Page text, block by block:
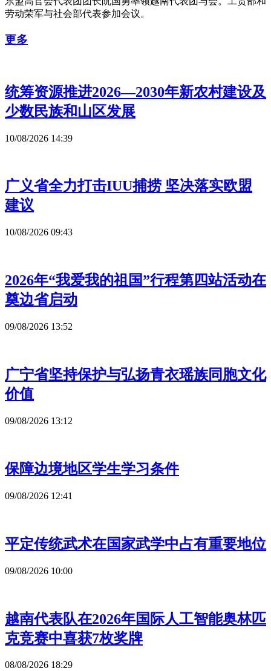
劳动荣军与社会部代表参加会议。
更多
统筹资源推进2026—2030年新农村建设及
少数民族和山区发展
10/08/2026 14:39
广义省全力打击IUU捕捞 坚决落实欧盟
建议
10/08/2026 09:43
2026年“我爱我的祖国”行程第四站活动在
奠边省启动
09/08/2026 13:52
广宁省坚持保护与弘扬青衣瑶族同胞文化
价值
09/08/2026 13:12
保障边境地区学生学习条件
09/08/2026 12:41
平定传统武术在国家武学中占有重要地位
09/08/2026 10:00
越南代表队在2026年国际人工智能奥林匹
克竞赛中喜获7枚奖牌
08/08/2026 18:29